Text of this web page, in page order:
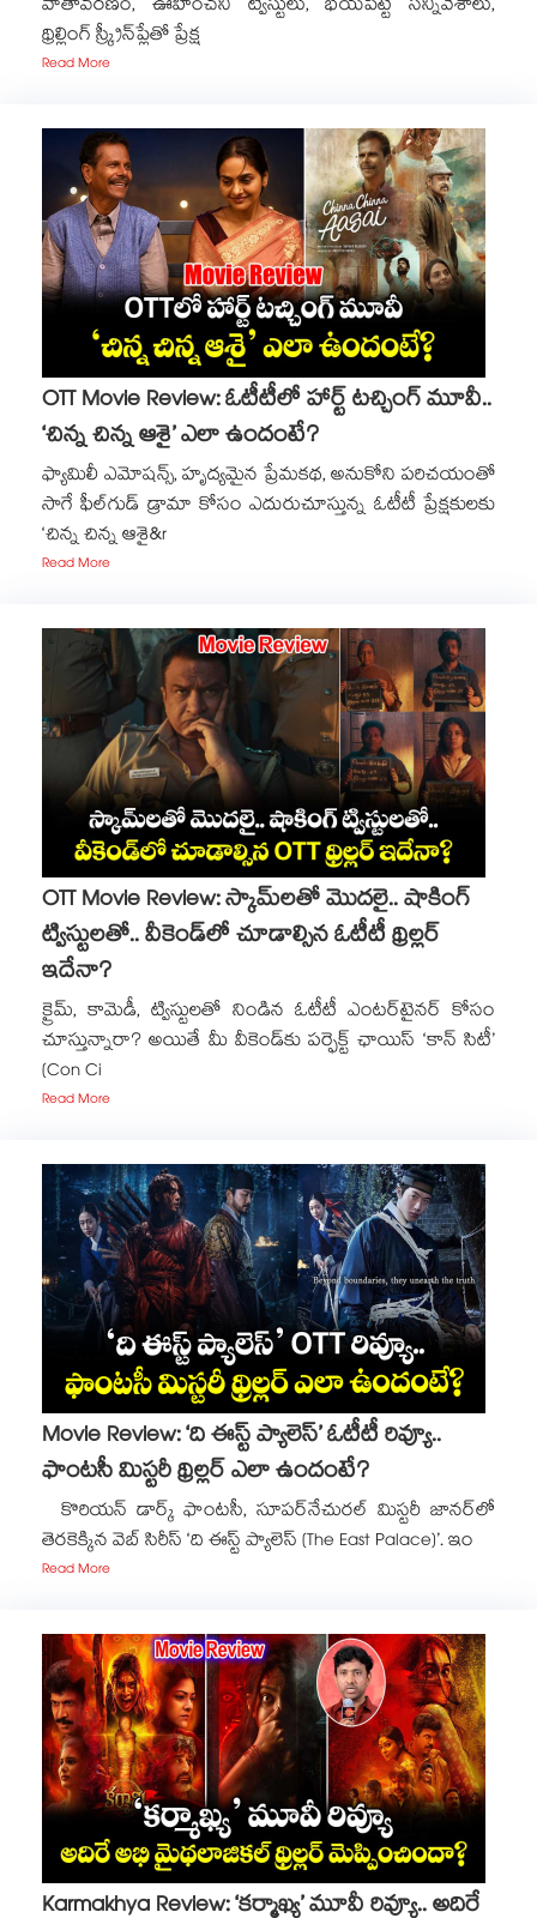
వాతావరణం, ఊహించని ట్విస్టులు, భయపెట్టే సన్నివేశాలు,
థ్రిల్లింగ్ స్క్రీన్‌ప్లేతో ప్రేక్ష
Read More
OTT Movie Review: ఓటీటీలో హార్ట్ టచ్చింగ్ మూవీ..
‘చిన్న చిన్న ఆశై’ ఎలా ఉందంటే?
ఫ్యామిలీ ఎమోషన్స్‌, హృద్యమైన ప్రేమకథ, అనుకోని పరిచయంతో
సాగే ఫీల్‌గుడ్ డ్రామా కోసం ఎదురుచూస్తున్న ఓటీటీ ప్రేక్షకులకు
‘చిన్న చిన్న ఆశై&r
Read More
OTT Movie Review: స్కామ్‌లతో మొదలై.. షాకింగ్
ట్విస్టులతో.. వీకెండ్‌లో చూడాల్సిన ఓటీటీ థ్రిల్లర్
ఇదేనా?
క్రైమ్, కామెడీ, ట్విస్టులతో నిండిన ఓటీటీ ఎంటర్‌టైనర్ కోసం
చూస్తున్నారా? అయితే మీ వీకెండ్‌కు పర్ఫెక్ట్ ఛాయిస్ ‘కాన్ సిటీ’
(Con Ci
Read More
Movie Review: ‘ది ఈస్ట్ ప్యాలెస్’ ఓటీటీ రివ్యూ..
ఫాంటసీ మిస్టరీ థ్రిల్లర్ ఎలా ఉందంటే?
కొరియన్ డార్క్ ఫాంటసీ, సూపర్‌నేచురల్ మిస్టరీ జానర్‌లో
తెరకెక్కిన వెబ్ సిరీస్ ‘ది ఈస్ట్ ప్యాలెస్ (The East Palace)’. ఇం
Read More
Karmakhya Review: ‘కర్మాఖ్య’ మూవీ రివ్యూ.. అదిరే